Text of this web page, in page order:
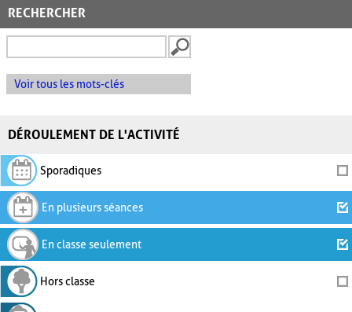
RECHERCHER
Voir tous les mots-clés
DÉROULEMENT DE L'ACTIVITÉ
Sporadiques
En plusieurs séances
En classe seulement
Hors classe